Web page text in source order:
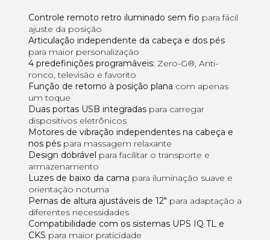
Controle remoto retro iluminado sem fio para fácil
ajuste da posição
Articulação independente da cabeça e dos pés
para maior personalização
4 predefinições programáveis: Zero-G®, Anti-
ronco, televisão e favorito
Função de retorno à posição plana com apenas
um toque
Duas portas USB integradas para carregar
dispositivos eletrônicos
Motores de vibração independentes na cabeça e
nos pés para massagem relaxante
Design dobrável para facilitar o transporte e
armazenamento
Luzes de baixo da cama para iluminação suave e
orientação noturna
Pernas de altura ajustáveis de 12" para adaptação a
diferentes necessidades
Compatibilidade com os sistemas UPS IQ TL e
CKS para maior praticidade